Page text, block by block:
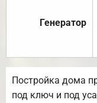
Генератор
Постройка дома
под ключ и под